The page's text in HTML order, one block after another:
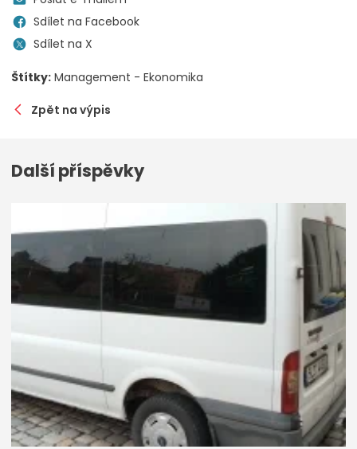
Sdílet na Facebook
Sdílet na X
Štítky: Management - Ekonomika
Zpět na výpis
Další příspěvky